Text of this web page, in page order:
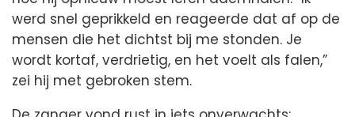
werd snel geprikkeld en reageerde dat af op de
mensen die het dichtst bij me stonden. Je
wordt kortaf, verdrietig, en het voelt als falen,”
zei hij met gebroken stem.